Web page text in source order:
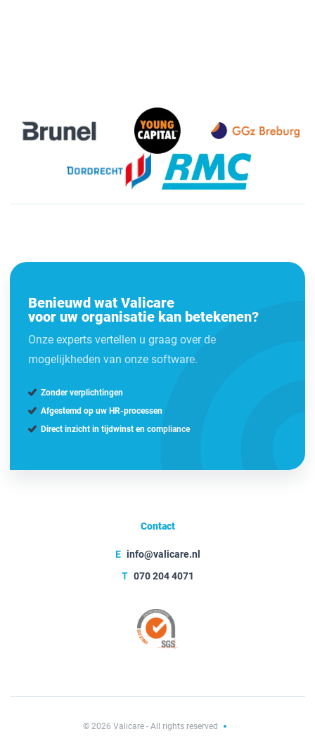
Benieuwd wat Valicare
voor uw organisatie kan betekenen?
Onze experts vertellen u graag over de
mogelijkheden van onze software.
Zonder verplichtingen
Afgestemd op uw HR-processen
Direct inzicht in tijdwinst en compliance
Contact
E info@valicare.nl
T 070 204 4071
© 2026 Valicare - All rights reserved